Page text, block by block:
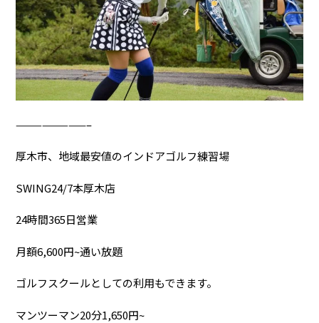
————————–
厚木市、地域最安値のインドアゴルフ練習場
SWING24/7本厚木店
24時間365日営業
月額6,600円~通い放題
ゴルフスクールとしての利用もできます。
マンツーマン20分1,650円~